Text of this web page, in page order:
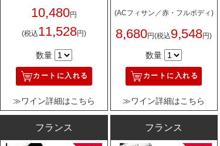
10,480円
(税込11,528円)
数量
カートに入れる
≫ワイン詳細はこちら
(ACフィサン／赤・フルボディ)
8,680円(税込9,548円)
数量
カートに入れる
≫ワイン詳細はこちら
フランス フランス